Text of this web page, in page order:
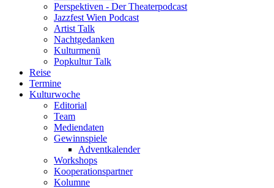
Perspektiven - Der Theaterpodcast
Jazzfest Wien Podcast
Artist Talk
Nachtgedanken
Kulturmenü
Popkultur Talk
Reise
Termine
Kulturwoche
Editorial
Team
Mediendaten
Gewinnspiele
Adventkalender
Workshops
Kooperationspartner
Kolumne